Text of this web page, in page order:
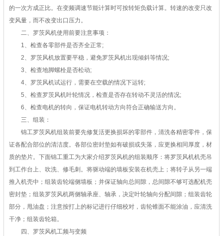
的一次方成正比。在变频调速节能计算时可按转矩负载计算。转速的改变只改
变风量，而不改变出口压力。
二、罗茨风机使用前要注意事项：
1、检查各零部件是否齐全正常;
2、罗茨风机放置要平稳，避免罗茨风机出现倾斜等情况;
3、检查地脚螺栓是否松动;
4、罗茨风机试运行，需要在空载的情况下运转;
5、检查罗茨风机叶轮情况，检查是否存在转动不灵活的情况;
6、检查电机的转向，保证电机转动方向符合正确输送方向。
三、组装：
锦工罗茨风机组装前要先修复活更换损坏的零部件，清洗各精密零件，保
证各配合部位的清洁度。各部位密封垫如有破损或失落，应更换相同厚度，材
质的垫片。下面锦工重工为大家介绍罗茨风机的组装顺序：将罗茨风机机壳吊
到工作台上、吹洗、修毛刺。将驱动端的墙板安装在机壳上；将转子从另一端
推入机壳中；组装齿轮端侧墙板；并保证轴向总间隙，总间隙不够可选配机壳
密封垫；组装罗茨风机两侧轴承座、轴承，决定叶轮轴向分配间隙；组装齿轮
部分，甩油盘；注意按打上的标记进行仔细校对，齿轮锥面不能涂油，应清洗
干净；组装齿轮箱。
四、罗茨风机工频与变频